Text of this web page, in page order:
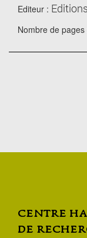
Editeur :
Nombre de pages
centre
de